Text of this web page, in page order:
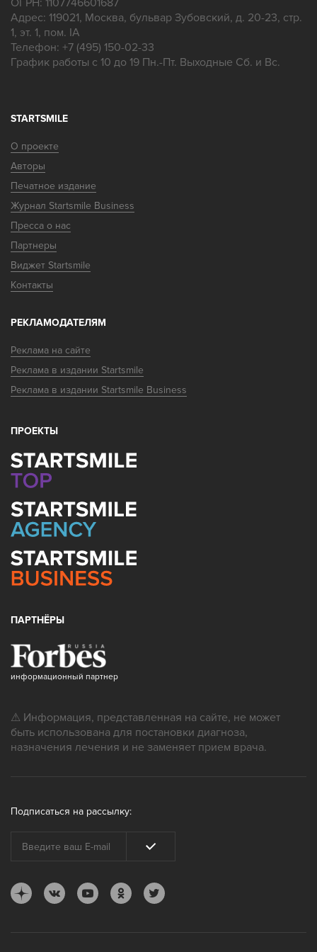
ОГРН: 1107746601687
Адрес: 119021, Москва, бульвар Зубовский, д. 20-23, стр.
1, эт. 1, пом. IA
Телефон: +7 (495) 150-02-33
График работы с 10 до 19 Пн.-Пт. Выходные Сб. и Вс.
STARTSMILE
О проекте
Авторы
Печатное издание
Журнал Startsmile Business
Пресса о нас
Партнеры
Виджет Startsmile
Контакты
РЕКЛАМОДАТЕЛЯМ
Реклама на сайте
Реклама в издании Startsmile
Реклама в издании Startsmile Business
ПРОЕКТЫ
ПАРТНЁРЫ
информационный партнер
⚠ Информация, представленная на сайте, не может
быть использована для постановки диагноза,
назначения лечения и не заменяет прием врача.
Подписаться на рассылку: